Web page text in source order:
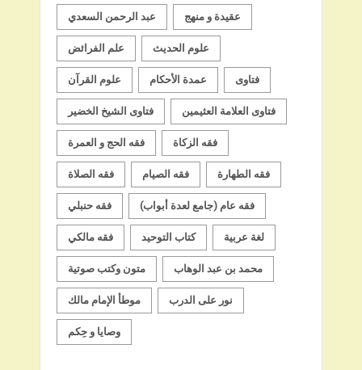
عبد الرحمن السعدي عقيدة و منهج
علم الفرائض علوم الحديث
علوم القرآن عمدة الأحكام فتاوى
فتاوى الشيخ الخضير فتاوى العلامة العثيمين
فقه الحج و العمرة فقه الزكاة
فقه الصلاة فقه الصيام فقه الطهارة
فقه حنبلي فقه عام (جامع لعدة أبواب)
فقه مالكي كتاب التوحيد لغة عربية
متون وكتب صوتية محمد بن عبد الوهاب
موطأ الإمام مالك نور على الدرب
وصايا و حِكم